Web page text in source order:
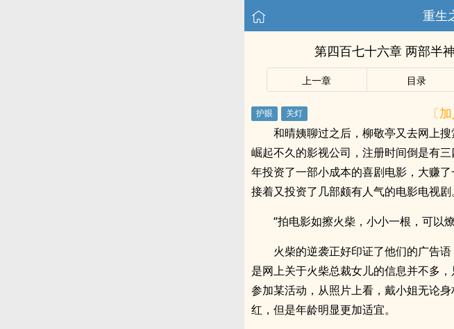
重生
第四百七十六章 两部半
上一章 目录
〔
和晴姨聊过之后，柳敬亭又去网上
崛起不久的影视公司，注册时间倒是有
年投资了一部小成本的喜剧电影，大赚
接着又投资了几部颇有人气的电影电视剧。
“拍电影如擦火柴，小小一根，可以
火柴的逆袭正好印证了他们的广告
是网上关于火柴总裁女儿的信息并不多
参加某活动，从照片上看，戴小姐无论
红，但是年龄明显更加适宜。